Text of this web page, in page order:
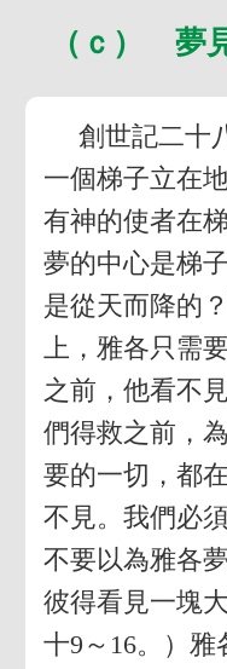
（ｃ） 夢
創世記二十
一個梯子立在
有神的使者在
夢的中心是梯
是從天而降的
上，雅各只需
之前，他看不
們得救之前，
要的一切，都
不見。我們必
不要以為雅各
彼得看見一塊
十9～16。）